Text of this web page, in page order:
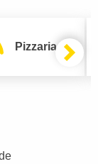
Pizzarias